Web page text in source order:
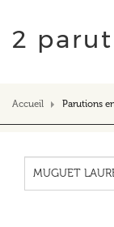
2
Accueil Parutions